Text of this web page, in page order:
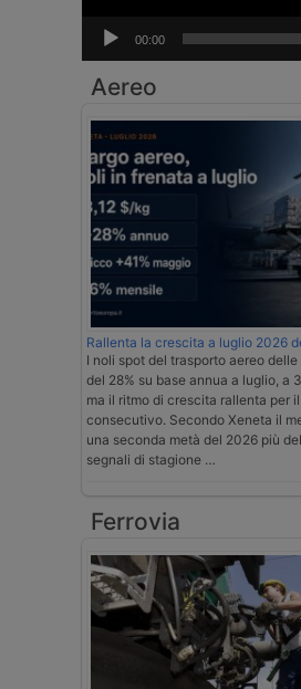
00:00
Aereo
Rallenta la crescita a luglio 2026
I noli spot del trasporto aereo
del 28% su base annua a luglio, a
ma il ritmo di crescita rallenta per
consecutivo. Secondo Xeneta il
una seconda metà del 2026 più
segnali di stagione …
Ferrovia